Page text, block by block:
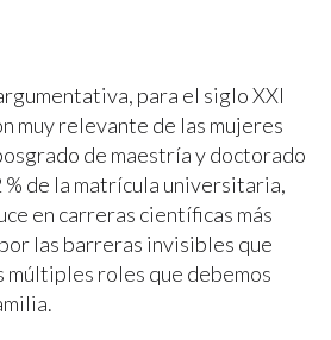
para el siglo XXI
muy relevante de las mujeres
de maestría y doctorado
de la matrícula universitaria,
en carreras científicas más
las barreras invisibles que
múltiples roles que debemos